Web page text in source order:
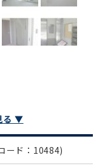
る ▼
ード：10484)